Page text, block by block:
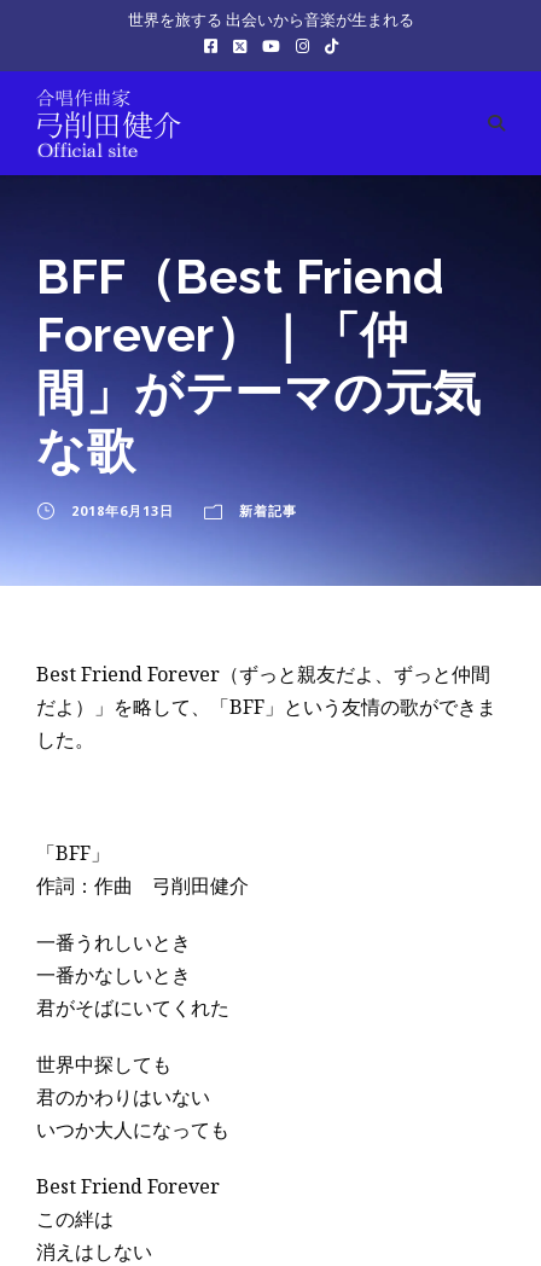
世界を旅する 出会いから音楽が生まれる
BFF（Best Friend
Forever）｜「仲
間」がテーマの元気
な歌
2018年6月13日 新着記事
Best Friend Forever（ずっと親友だよ、ずっと仲間
だよ）」を略して、「BFF」という友情の歌ができま
した。
「BFF」
作詞：作曲 弓削田健介
一番うれしいとき
一番かなしいとき
君がそばにいてくれた
世界中探しても
君のかわりはいない
いつか大人になっても
Best Friend Forever
この絆は
消えはしない